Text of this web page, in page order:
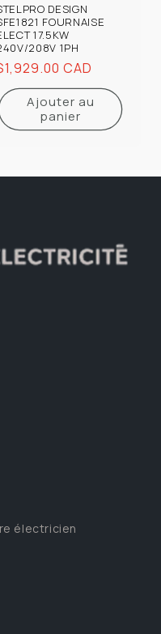
DESIGN
FOURNAISE
17.5KW
208V 1PH
habituel
CAD
Ajouter au
panier
électricien